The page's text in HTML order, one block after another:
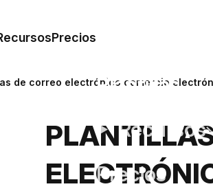
Precios
Plantillas
Recursos
Precios
de correo electrónico comercio